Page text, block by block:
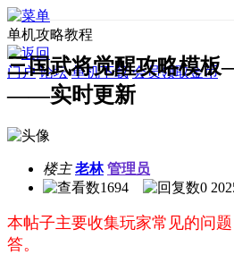
单机攻略教程
门户 论坛 单机下载 会员领取金币
三国武将觉醒攻略模
——实时更新
楼主 老林 管理员
1694
0
本帖子主要收集玩家常见的问
答。